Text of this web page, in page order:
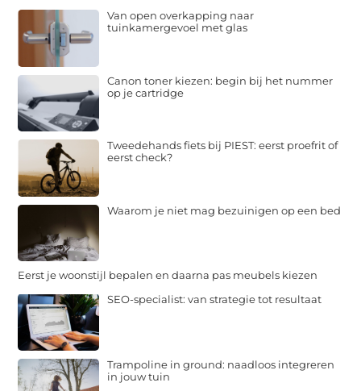
Van open overkapping naar
tuinkamergevoel met glas
Canon toner kiezen: begin bij het nummer
op je cartridge
Tweedehands fiets bij PIEST: eerst proefrit of
eerst check?
Waarom je niet mag bezuinigen op een bed
Eerst je woonstijl bepalen en daarna pas meubels kiezen
SEO-specialist: van strategie tot resultaat
Trampoline in ground: naadloos integreren
in jouw tuin